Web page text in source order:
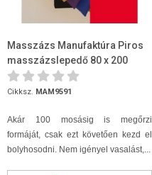
Masszázs Manufaktúra Piros
masszázslepedő 80 x 200
Cikksz. MAM9591
Akár 100 mosásig is megőrzi
formáját, csak ezt követően kezd el
bolyhosodni. Nem igényel vasalást,...